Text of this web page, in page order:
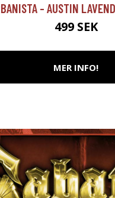
- AUSTIN
499 SEK
MER INFO!